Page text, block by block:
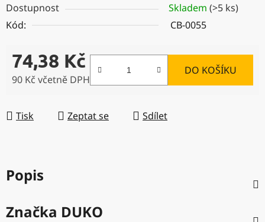
Dostupnost Skladem (>5 ks)
Kód:
CB-0055
74,38 Kč
90 Kč včetně DPH
DO KOŠÍKU
Tisk Zeptat se Sdílet
Popis
Značka DUKO